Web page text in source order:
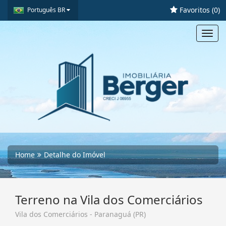
Português BR Favoritos (0)
Home Detalhe do Imóvel
Terreno na Vila dos Comerciários
Vila dos Comerciários - Paranaguá (PR)